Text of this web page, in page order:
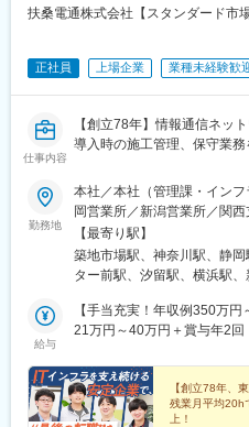
扶桑電通株式会社【スタンダード市場
正社員 上場企業 業種未経験歓
仕事内容
【創立78年】情報通信ネッ
導入時の施工管理、保守業務
勤務地
本社／本社（管理課・イン
岡営業所／新潟営業所／関
属となります。 ※配属先は、希望、現住所を最大限考慮の上、決
定いたします※営業所勤務で
務となる場合があります※受
【最寄り駅】
築地市場駅、神奈川駅、静
ター前駅、汐留駅、横浜駅
給与
【手当充実！年収例350万
21万円～40万円＋賞与年2
上、決定いたします※時間外
【創立78年、
残業月平均20h
上！